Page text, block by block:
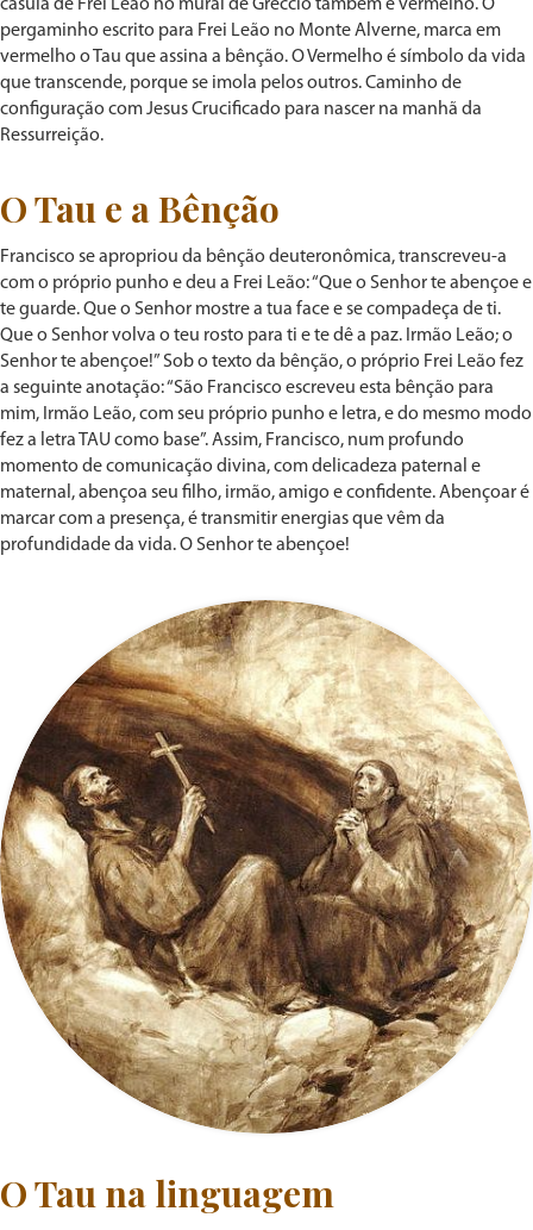
casula de Frei Leão no mural de Greccio também é vermelho. O
pergaminho escrito para Frei Leão no Monte Alverne, marca em
vermelho o Tau que assina a bênção. O Vermelho é símbolo da vida
que transcende, porque se imola pelos outros. Caminho de
configuração com Jesus Crucificado para nascer na manhã da
Ressurreição.
O Tau e a Bênção
Francisco se apropriou da bênção deuteronômica, transcreveu-a
com o próprio punho e deu a Frei Leão: “Que o Senhor te abençoe e
te guarde. Que o Senhor mostre a tua face e se compadeça de ti.
Que o Senhor volva o teu rosto para ti e te dê a paz. Irmão Leão; o
Senhor te abençoe!” Sob o texto da bênção, o próprio Frei Leão fez
a seguinte anotação: “São Francisco escreveu esta bênção para
mim, Irmão Leão, com seu próprio punho e letra, e do mesmo modo
fez a letra TAU como base”. Assim, Francisco, num profundo
momento de comunicação divina, com delicadeza paternal e
maternal, abençoa seu filho, irmão, amigo e confidente. Abençoar é
marcar com a presença, é transmitir energias que vêm da
profundidade da vida. O Senhor te abençoe!
O Tau na linguagem